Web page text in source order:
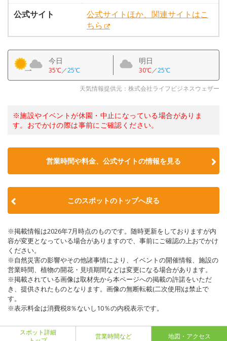
公式サイト
公式サイトほか、関連サイトはこ
ちら
今日
35℃／25℃
明日
30℃／25℃
天気情報提供元：株式会社ライフビジネスウェザー
※施設やイベントが休園・中止になっている場合がありま
す。おでかけの際は事前にご確認ください。
営業時間や料金、公式サイトの情報を見る
このスポットのトップへ戻る
※掲載情報は2026年7月時点のものです。随時更新をしておりますが内
容が変更となっている場合がありますので、事前にご確認の上おでかけ
ください。
※自然災害の影響やその他諸事情により、イベントの開催情報、施設の
営業時間、植物の開花・見頃期間などは変更になる場合があります。
※掲載されている画像は取材先から本ページへの掲載の許諾をいただ
き、提供されたものとなります。画像の無断転載(二次使用)は禁止で
す。
※表示料金は消費税8％ないし10％の内税表示です。
スポット詳細
営業時間など 地図・アクセス